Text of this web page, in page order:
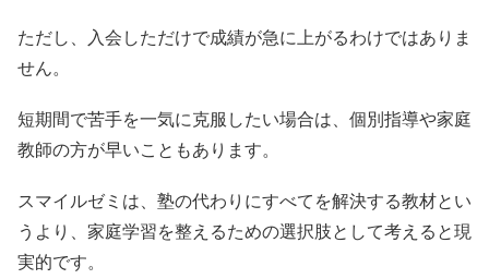
ただし、入会しただけで成績が急に上がるわけではありま
せん。
短期間で苦手を一気に克服したい場合は、個別指導や家庭
教師の方が早いこともあります。
スマイルゼミは、塾の代わりにすべてを解決する教材とい
うより、家庭学習を整えるための選択肢として考えると現
実的です。